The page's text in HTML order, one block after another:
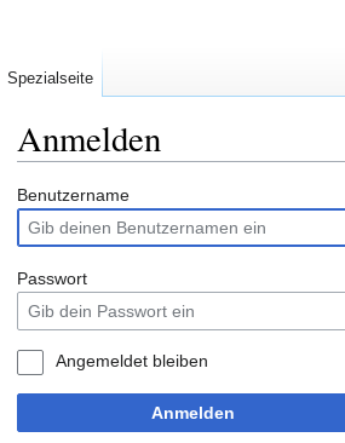
Anmelden
Zur
Navigation
springen
Zur
Suche
springen
Benutzername
Passwort
Angemeldet bleiben
Anmelden
Spezialseite